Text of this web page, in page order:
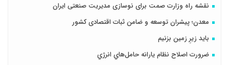
نقشه راه وزارت صمت برای نوسازی مدیریت صنعتی ایران
معدن؛ پیشران توسعه و ضامن ثبات اقتصادی کشور
باید زیرِ زمین بزنیم
ضرورت اصلاح نظام يارانه حامل‌هاي انرژي